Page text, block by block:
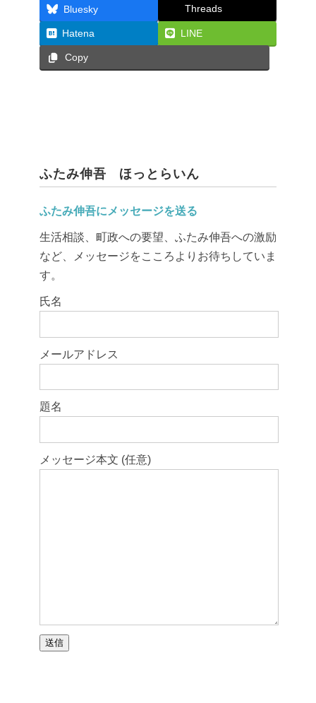
Bluesky Threads
Hatena LINE
Copy
ふたみ伸吾 ほっとらいん
ふたみ伸吾にメッセージを送る
生活相談、町政への要望、ふたみ伸吾への激励
など、メッセージをこころよりお待ちしていま
す。
このフィールドは空のままにしてください。
氏名
メールアドレス
題名
メッセージ本文 (任意)